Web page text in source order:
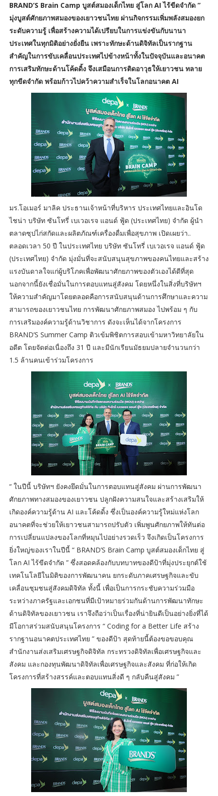
BRAND’S Brain Camp บูสต์สมองเด็กไทย สู่โลก AI ไร้ขีดจำกัด ”
มุ่งบูสต์ศักยภาพสมองของเยาวชนไทย ผ่านกิจกรรมเพิ่มพลังสมองยก
ระดับความรู้ เพื่อสร้างความได้เปรียบในการแข่งขันกับนานา
ประเทศในทุกมิติอย่างยั่งยืน เพราะทักษะด้านดิจิทัลเป็นรากฐาน
สำคัญในการขับเคลื่อนประเทศไปข้างหน้าทั้งในปัจจุบันและอนาคต
การเสริมทักษะด้านโค้ดดิ้ง จึงเสมือนการติดอาวุธให้เยาวชน ทลาย
ทุกขีดจำกัด พร้อมก้าวไปคว้าความสำเร็จในโลกอนาคต AI
มร.โอเมอร์ มาลิค ประธานเจ้าหน้าที่บริหาร ประเทศไทยและอินโด
ไชน่า บริษัท ซันโทรี่ เบเวอเรจ แอนด์ ฟู้ด (ประเทศไทย) จำกัด ผู้นำ
ตลาดซุปไก่สกัดและผลิตภัณฑ์เครื่องดื่มเพื่อสุขภาพ เปิดเผยว่า..
ตลอดเวลา 50 ปี ในประเทศไทย บริษัท ซันโทรี่ เบเวอเรจ แอนด์ ฟู้ด
(ประเทศไทย) จำกัด มุ่งมั่นที่จะสนับสนุนสุขภาพของคนไทยและสร้าง
แรงบันดาลใจแก่ผู้บริโภคเพื่อพัฒนาศักยภาพของตัวเองได้ดีที่สุด
นอกจากนี้ยังเชื่อมั่นในการตอบแทนสู่สังคม โดยหนึ่งในสิ่งที่บริษัทฯ
ให้ความสำคัญมาโดยตลอดคือการสนับสนุนด้านการศึกษาและความ
สามารถของเยาวชนไทย การพัฒนาศักยภาพสมอง ไปพร้อม ๆ กับ
การเสริมองค์ความรู้ด้านวิชาการ ดังจะเห็นได้จากโครงการ
BRAND’S Summer Camp ติวเข้มพิชิตการสอบเข้ามหาวิทยาลัยใน
อดีต โดยจัดต่อเนื่องถึง 31 ปี และมีนักเรียนมัธยมปลายจำนวนกว่า
1.5 ล้านคนเข้าร่วมโครงการ
“ ในปีนี้ บริษัทฯ ยังคงยึดมั่นในการตอบแทนสู่สังคม ผ่านการพัฒนา
ศักยภาพทางสมองของเยาวชน ปลูกฝังความสนใจและสร้างเสริมให้
เกิดองค์ความรู้ด้าน AI และโค้ดดิ้ง ซึ่งเป็นองค์ความรู้ใหม่แห่งโลก
อนาคตที่จะช่วยให้เยาวชนสามารถปรับตัว เพิ่มพูนศักยภาพให้ทันต่อ
การเปลี่ยนแปลงของโลกที่หมุนไปอย่างรวดเร็ว จึงเกิดเป็นโครงการ
ยิ่งใหญ่ของเราในปีนี้ “ BRAND’S Brain Camp บูสต์สมองเด็กไทย สู่
โลก AI ไร้ขีดจำกัด ” ซึ่งสอดคล้องกับบทบาทของดีป้าที่มุ่งประยุกต์ใช้
เทคโนโลยีในมิติของการพัฒนาคน ยกระดับภาคเศรษฐกิจและขับ
เคลื่อนชุมชนสู่สังคมดิจิทัล ทั้งนี้ เพื่อเป็นการกระชับความร่วมมือ
ระหว่างภาครัฐและเอกชนที่มีเป้าหมายร่วมกันด้านการพัฒนาทักษะ
ด้านดิจิทัลของเยาวชน เราจึงถือว่าเป็นเรื่องที่น่ายินดีเป็นอย่างยิ่งที่ได้
มีโอกาสร่วมสนับสนุนโครงการ “ Coding for a Better Life สร้าง
รากฐานอนาคตประเทศไทย ” ของดีป้า สุดท้ายนี้ต้องขอขอบคุณ
สำนักงานส่งเสริมเศรษฐกิจดิจิทัล กระทรวงดิจิทัลเพื่อเศรษฐกิจและ
สังคม และกองทุนพัฒนาดิจิทัลเพื่อเศรษฐกิจและสังคม ที่ก่อให้เกิด
โครงการที่สร้างสรรค์และตอบแทนสิ่งดี ๆ กลับคืนสู่สังคม ”